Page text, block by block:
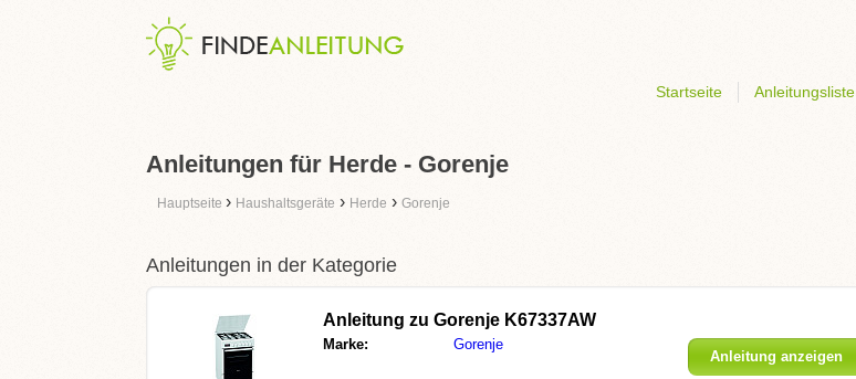
Startseite Anleitungsliste
Anleitungen für Herde - Gorenje
Hauptseite › Haushaltsgeräte › Herde › Gorenje
Anleitungen in der Kategorie
Anleitung zu Gorenje K67337AW
Marke: Gorenje
Anleitung anzeigen